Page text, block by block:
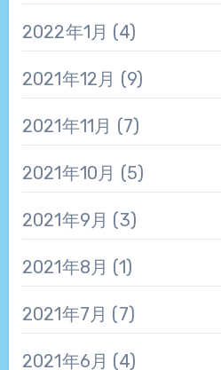
2022年1月 (4)
2021年12月 (9)
2021年11月 (7)
2021年10月 (5)
2021年9月 (3)
2021年8月 (1)
2021年7月 (7)
2021年6月 (4)